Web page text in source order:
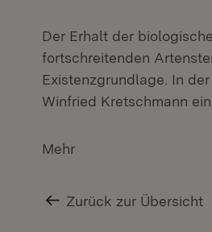
Der Erhalt der
fortschreitenden
Existenzgrundlage. In
Winfried Kretschmann
Mehr
Zurück zur Übersicht